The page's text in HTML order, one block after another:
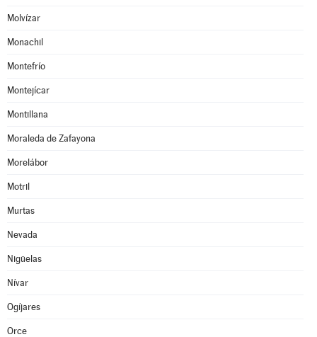
Molvízar
Monachil
Montefrío
Montejícar
Montillana
Moraleda de Zafayona
Morelábor
Motril
Murtas
Nevada
Nigüelas
Nívar
Ogíjares
Orce